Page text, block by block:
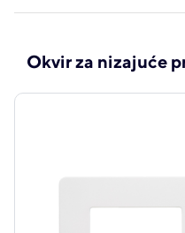
Okvir za nizajuće